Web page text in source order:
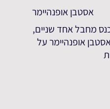
אסטבן אופנהיימר
מחבל אחד שניים,
אופנהיימר על